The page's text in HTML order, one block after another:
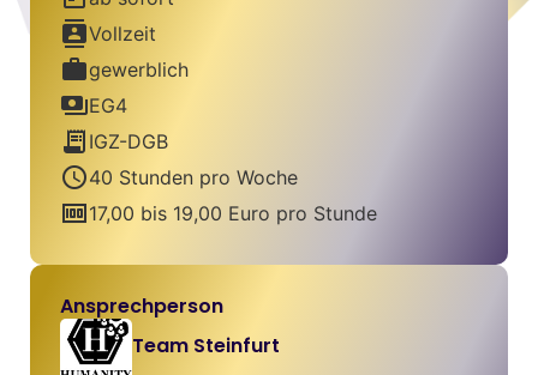
contactsVollzeit
workgewerblich
paymentsEG4
receipt_long IGZ-DGB
schedule40 Stunden pro Woche
money17,00 bis 19,00 Euro pro Stunde
Ansprechperson
Team Steinfurt